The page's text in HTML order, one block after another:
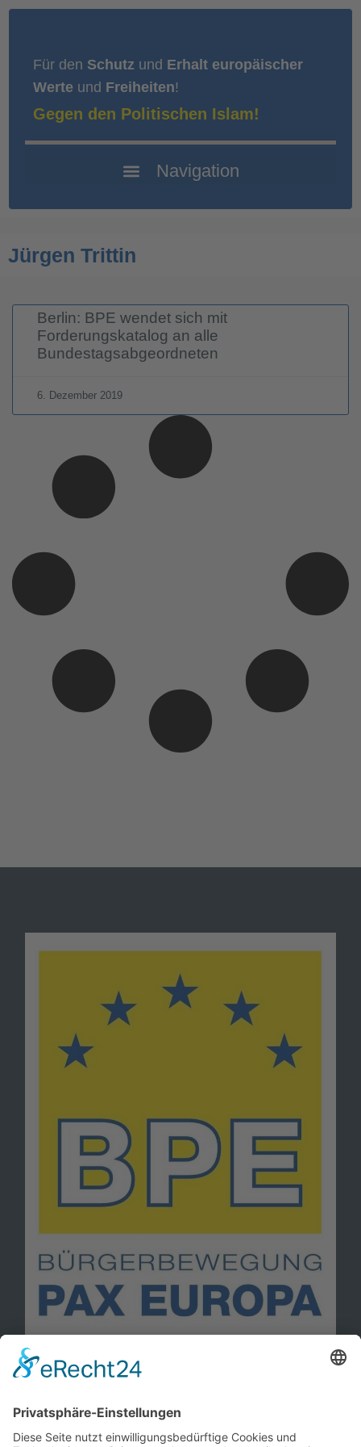
Für den Schutz und Erhalt europäischer
Werte und Freiheiten!
Gegen den Politischen Islam!
Jürgen Trittin
Berlin: BPE wendet sich mit
Forderungskatalog an alle
Bundestagsabgeordneten
6. Dezember 2019
Kontakt